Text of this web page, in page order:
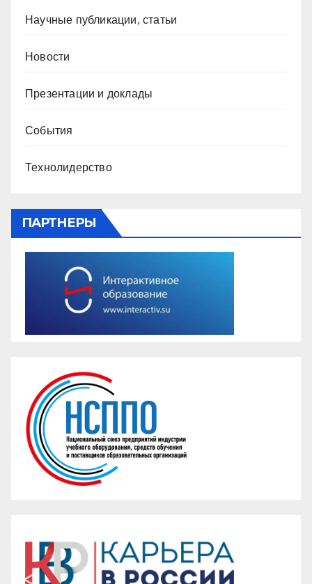
Научные публикации, статьи
Новости
Презентации и доклады
События
Технолидерство
ПАРТНЕРЫ